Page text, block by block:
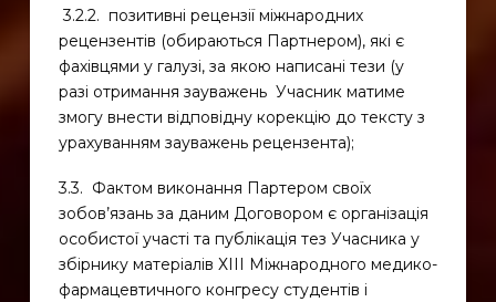
3.2.2. позитивні рецензії міжнародних
рецензентів (обираються Партнером), які є
фахівцями у галузі, за якою написані тези (у
разі отримання зауважень Учасник матиме
змогу внести відповідну корекцію до тексту з
урахуванням зауважень рецензента);
3.3. Фактом виконання Партером своїх
зобов’язань за даним Договором є організація
особистої участі та публікація тез Учасника у
збірнику матеріалів ХІІІ Міжнародного медико-
фармацевтичного конгресу студентів і